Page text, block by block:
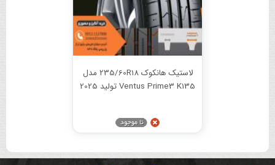
لاستیک هانکوک 235/60R18 مدل
Ventus Prime3 K135 تولید 2025